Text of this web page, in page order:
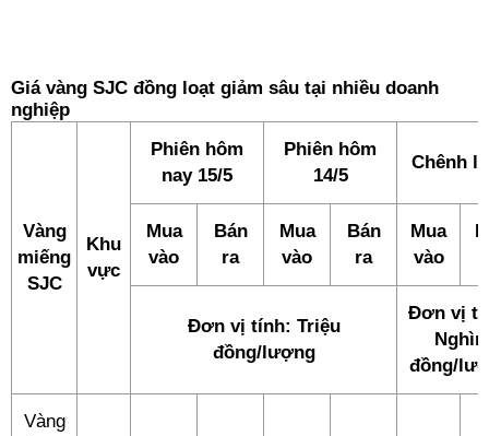
Giá vàng SJC đồng loạt giảm sâu tại nhiều doanh
nghiệp
Vàng
miếng
SJC
Khu
vực
Phiên hôm
nay 15/5
Phiên hôm
14/5
Chênh
Mua
vào
Bán
ra
Mua
vào
Bán
ra
Mua
vào
Đơn vị tính: Triệu
đồng/lượng
Đơn vị
Nghìn
đồng/
Vàng